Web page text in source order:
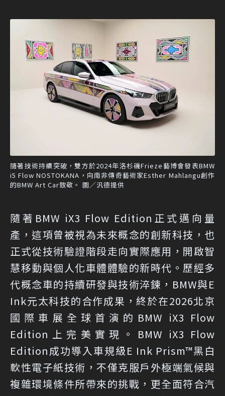
隨著技術持續突破，雙方於2024年洛杉磯Frieze藝博會發表BMW
i5 Flow NOSTOKANA，向南非傳奇藝術家Esther Mahlangu創作
的BMW Art Car致敬。 圖／汎德提供
隨著BMW iX3 Flow Edition正式邁向量
產，這項曾被視為未來概念的創新科技，也
正式從技術驗證階段走向實際應用，開啟智
慧移動與個人化車體體驗的新時代。歷經多
代概念車的持續研發與技術淬鍊，BMW與E
Ink元太科技的合作成果，終於在2026北京
國際車展全球首演的BMW iX3 Flow
Edition上完美實現。BMW iX3 Flow
Edition成功導入車規級E Ink Prism™黑白
軟性電子紙技術，不僅克服戶外極端氣候與
複雜環境條件所帶來的挑戰，更全面符合汽